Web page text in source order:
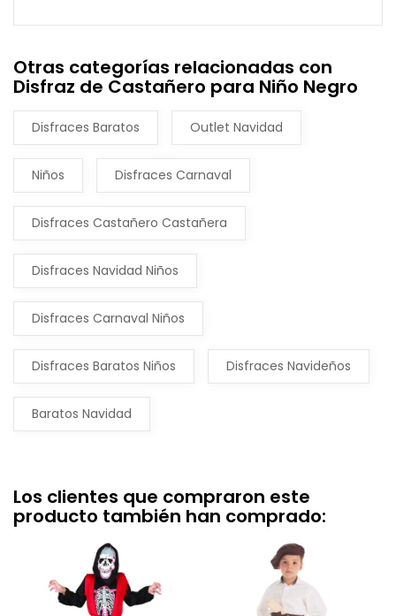
Otras categorías relacionadas con
Disfraz de Castañero para Niño Negro
Disfraces Baratos Outlet Navidad
Niños Disfraces Carnaval
Disfraces Castañero Castañera
Disfraces Navidad Niños
Disfraces Carnaval Niños
Disfraces Baratos Niños Disfraces Navideños
Baratos Navidad
Los clientes que compraron este
producto también han comprado: